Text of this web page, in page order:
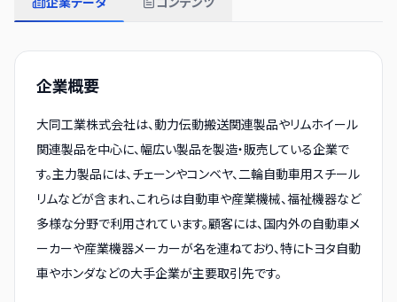
企業概要
大同工業株式会社は、動力伝動搬送関連製品やリムホイール
関連製品を中心に、幅広い製品を製造・販売している企業で
す。主力製品には、チェーンやコンベヤ、二輪自動車用スチール
リムなどが含まれ、これらは自動車や産業機械、福祉機器など
多様な分野で利用されています。顧客には、国内外の自動車メ
ーカーや産業機器メーカーが名を連ねており、特にトヨタ自動
車やホンダなどの大手企業が主要取引先です。